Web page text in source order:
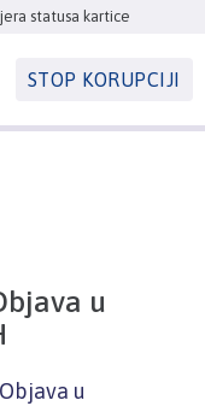
statusa kartice
STOP KORUPCIJI
u
u